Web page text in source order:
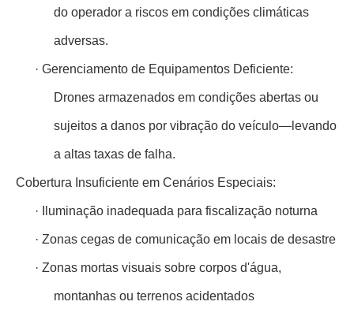
do operador a riscos em condições climáticas
adversas.
· Gerenciamento de Equipamentos Deficiente:
Drones armazenados em condições abertas ou
sujeitos a danos por vibração do veículo—levando
a altas taxas de falha.
Cobertura Insuficiente em Cenários Especiais:
· Iluminação inadequada para fiscalização noturna
· Zonas cegas de comunicação em locais de desastre
· Zonas mortas visuais sobre corpos d'água,
montanhas ou terrenos acidentados